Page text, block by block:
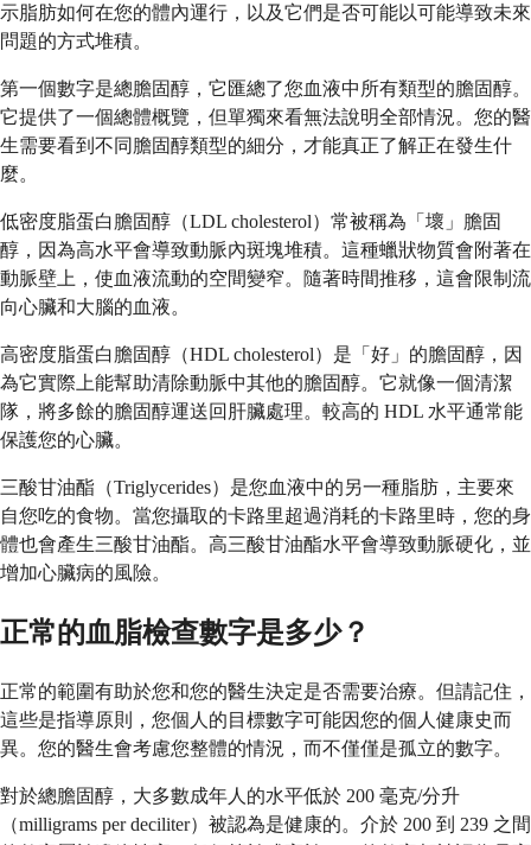
示脂肪如何在您的體內運行，以及它們是否可能以可能導致未來
問題的方式堆積。
第一個數字是總膽固醇，它匯總了您血液中所有類型的膽固醇。
它提供了一個總體概覽，但單獨來看無法說明全部情況。您的醫
生需要看到不同膽固醇類型的細分，才能真正了解正在發生什
麼。
低密度脂蛋白膽固醇（LDL cholesterol）常被稱為「壞」膽固
醇，因為高水平會導致動脈內斑塊堆積。這種蠟狀物質會附著在
動脈壁上，使血液流動的空間變窄。隨著時間推移，這會限制流
向心臟和大腦的血液。
高密度脂蛋白膽固醇（HDL cholesterol）是「好」的膽固醇，因
為它實際上能幫助清除動脈中其他的膽固醇。它就像一個清潔
隊，將多餘的膽固醇運送回肝臟處理。較高的 HDL 水平通常能
保護您的心臟。
三酸甘油酯（Triglycerides）是您血液中的另一種脂肪，主要來
自您吃的食物。當您攝取的卡路里超過消耗的卡路里時，您的身
體也會產生三酸甘油酯。高三酸甘油酯水平會導致動脈硬化，並
增加心臟病的風險。
正常的血脂檢查數字是多少？
正常的範圍有助於您和您的醫生決定是否需要治療。但請記住，
這些是指導原則，您個人的目標數字可能因您的個人健康史而
異。您的醫生會考慮您整體的情況，而不僅僅是孤立的數字。
對於總膽固醇，大多數成年人的水平低於 200 毫克/分升
（milligrams per deciliter）被認為是健康的。介於 200 到 239 之間